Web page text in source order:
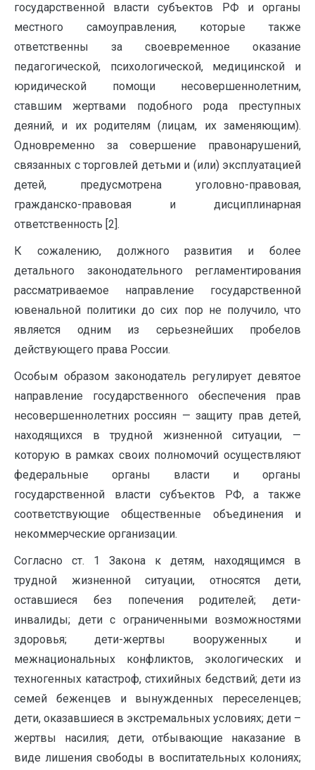
государственной власти субъектов РФ и органы
местного самоуправления, которые также
ответственны за своевременное оказание
педагогической, психологической, медицинской и
юридической помощи несовершеннолетним,
ставшим жертвами подобного рода преступных
деяний, и их родителям (лицам, их заменяющим).
Одновременно за совершение правонарушений,
связанных с торговлей детьми и (или) эксплуатацией
детей, предусмотрена уголовно-правовая,
гражданско-правовая и дисциплинарная
ответственность [2].
К сожалению, должного развития и более
детального законодательного регламентирования
рассматриваемое направление государственной
ювенальной политики до сих пор не получило, что
является одним из серьезнейших пробелов
действующего права России.
Особым образом законодатель регулирует девятое
направление государственного обеспечения прав
несовершеннолетних россиян — защиту прав детей,
находящихся в трудной жизненной ситуации, —
которую в рамках своих полномочий осуществляют
федеральные органы власти и органы
государственной власти субъектов РФ, а также
соответствующие общественные объединения и
некоммерческие организации.
Согласно ст. 1 Закона к детям, находящимся в
трудной жизненной ситуации, относятся дети,
оставшиеся без попечения родителей; дети-
инвалиды; дети с ограниченными возможностями
здоровья; дети-жертвы вооруженных и
межнациональных конфликтов, экологических и
техногенных катастроф, стихийных бедствий; дети из
семей беженцев и вынужденных переселенцев;
дети, оказавшиеся в экстремальных условиях; дети –
жертвы насилия; дети, отбывающие наказание в
виде лишения свободы в воспитательных колониях;